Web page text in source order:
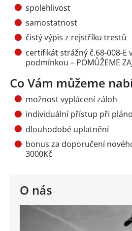
O nás
spolehlivost
samostatnost
čistý výpis z rejstříku trestů
certifikát strážný č.68-008-E
podmínkou – POMŮŽEME
Co Vám můžeme
možnost vyplácení záloh
individuální přístup při
dlouhodobé uplatnění
bonus za doporučení
3000Kč